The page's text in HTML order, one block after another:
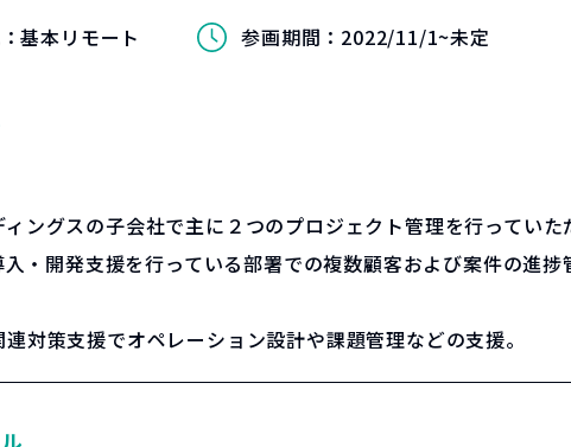
基本リモート 参画期間： 2022/11/1~未定
ングスの子会社で主に２つのプロジェクト管理を行ってい
・開発支援を行っている部署での複数顧客および案件の進
対策支援でオペレーション設計や課題管理などの支援。